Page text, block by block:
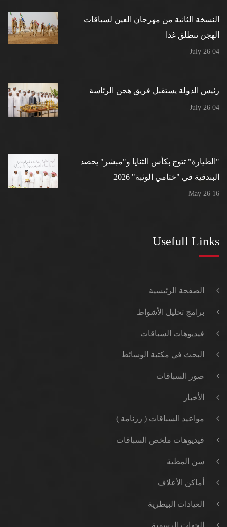
النسخة الثانية من مهرجان العين لسباقات
الهجن تنطلق غدا
04 July 26
رئيس الدولة يستقبل فريق هجن الرئاسة
04 July 26
"الطيارة" تتوج بكأس الثنايا و"مبشر" يحصد
البندقية في "ختامي الوثبة" 2026
16 May 26
Usefull Links
الصفحة الرئيسية
برامج تحليل الأشواط
فيديوهات السباقات
البحث في مكتبة الوسائط
صور السباقات
الأخبار
مواعيد السباقات ( رزنامة )
فيديوهات ملخص السباقات
سن المطية
أماكن الأعلاف
العيادات البيطرية
الجهات الرسمية